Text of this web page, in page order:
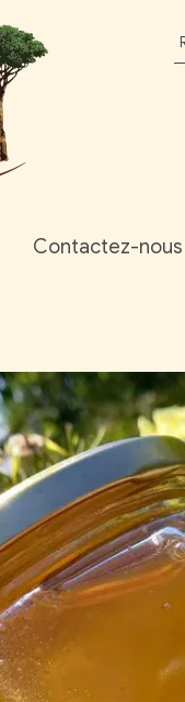
Contactez-nous